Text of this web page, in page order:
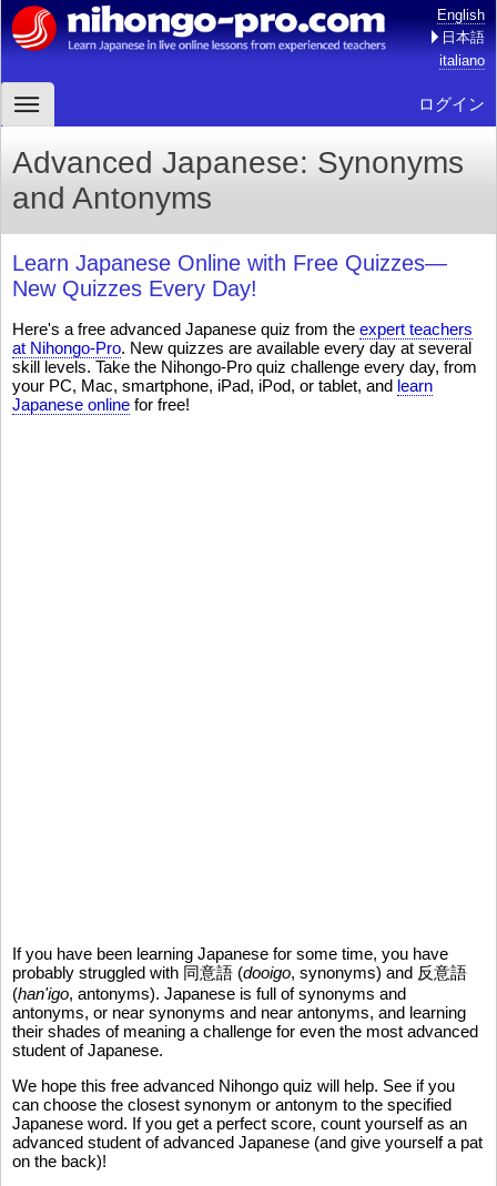
English
日本語
italiano
ログイン
Advanced Japanese: Synonyms
and Antonyms
Learn Japanese Online with Free Quizzes—
New Quizzes Every Day!
Here's a free advanced Japanese quiz from the expert teachers
at Nihongo-Pro. New quizzes are available every day at several
skill levels. Take the Nihongo-Pro quiz challenge every day, from
your PC, Mac, smartphone, iPad, iPod, or tablet, and learn
Japanese online for free!
If you have been learning Japanese for some time, you have
probably struggled with 同意語 (dooigo, synonyms) and 反意語
(han'igo, antonyms). Japanese is full of synonyms and
antonyms, or near synonyms and near antonyms, and learning
their shades of meaning a challenge for even the most advanced
student of Japanese.
We hope this free advanced Nihongo quiz will help. See if you
can choose the closest synonym or antonym to the specified
Japanese word. If you get a perfect score, count yourself as an
advanced student of advanced Japanese (and give yourself a pat
on the back)!